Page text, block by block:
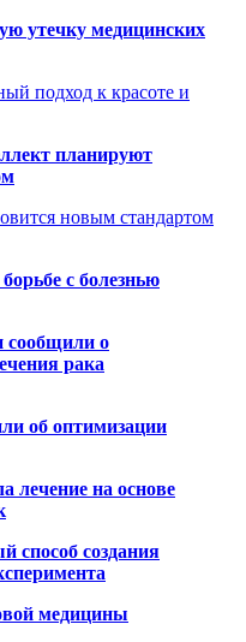
утечку медицинских
подход к красоте и
планируют
новым стандартом
с болезнью
сообщили о
рака
об оптимизации
лечение на основе
способ создания
медицины